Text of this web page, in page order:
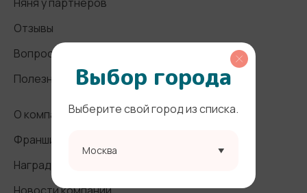
Отзывы
Вопросы и ответы
Полезные статьи
О компании
Франшиза
Награды и СМИ
Выбор города
Выберите свой город из списка.
Москва